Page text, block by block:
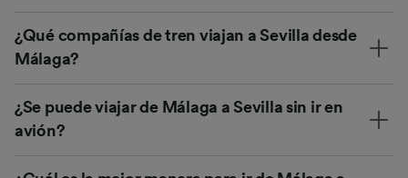
¿Qué compañías de tren viajan a Sevilla desde
Málaga?
¿Se puede viajar de Málaga a Sevilla sin ir en
avión?